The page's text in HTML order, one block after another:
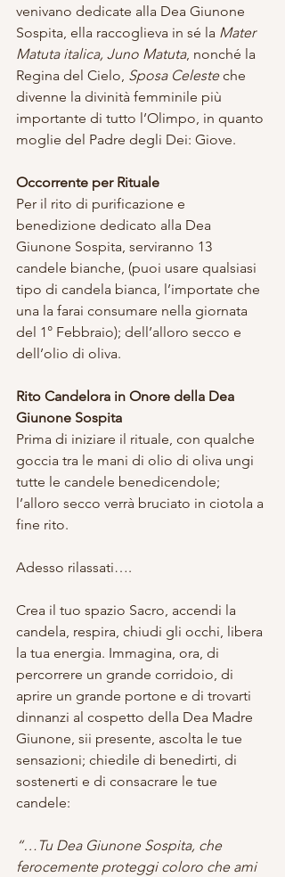
venivano dedicate alla Dea Giunone
Sospita, ella raccoglieva in sé la Mater
Matuta italica, Juno Matuta, nonché la
Regina del Cielo, Sposa Celeste che
divenne la divinità femminile più
importante di tutto l’Olimpo, in quanto
moglie del Padre degli Dei: Giove.
Occorrente per Rituale
Per il rito di purificazione e
benedizione dedicato alla Dea
Giunone Sospita, serviranno 13
candele bianche, (puoi usare qualsiasi
tipo di candela bianca, l’importate che
una la farai consumare nella giornata
del 1° Febbraio); dell’alloro secco e
dell’olio di oliva.
Rito Candelora in Onore della Dea
Giunone Sospita
Prima di iniziare il rituale, con qualche
goccia tra le mani di olio di oliva ungi
tutte le candele benedicendole;
l’alloro secco verrà bruciato in ciotola a
fine rito.
Adesso rilassati….
Crea il tuo spazio Sacro, accendi la
candela, respira, chiudi gli occhi, libera
la tua energia. Immagina, ora, di
percorrere un grande corridoio, di
aprire un grande portone e di trovarti
dinnanzi al cospetto della Dea Madre
Giunone, sii presente, ascolta le tue
sensazioni; chiedile di benedirti, di
sostenerti e di consacrare le tue
candele:
“…Tu Dea Giunone Sospita, che
ferocemente proteggi coloro che ami